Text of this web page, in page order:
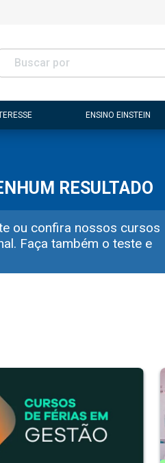
ENSINO EINSTEIN
RESULTADO
ou confira nossos cursos
Faça também o teste e